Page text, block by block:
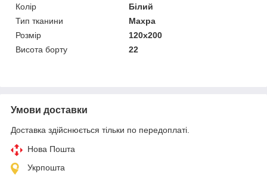
Колір
Білий
Тип тканини
Махра
Розмір
120x200
Висота борту
22
Умови доставки
Доставка здійснюється тільки по передоплаті.
Нова Пошта
Укрпошта